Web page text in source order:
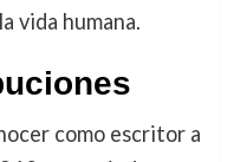
vida humana.
como escritor a